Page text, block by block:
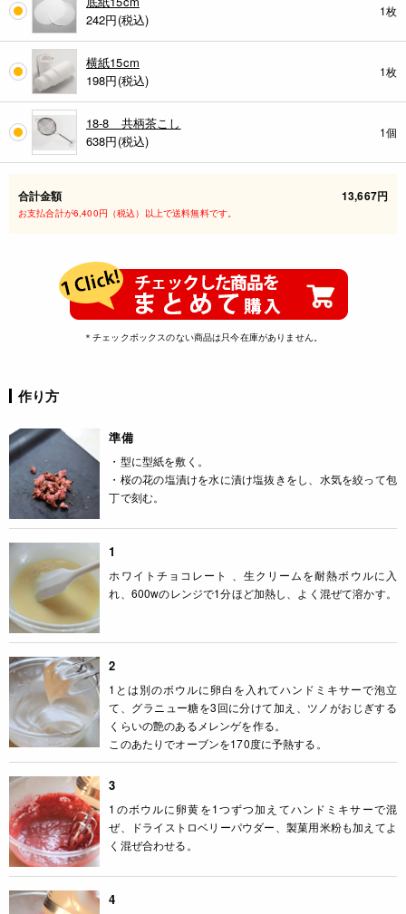
242円(税込)
1枚
横紙15cm
198円(税込)
1枚
18-8 共柄茶こし
638円(税込)
1個
合計金額 13,667円
お支払合計が6,400円（税込）以上で送料無料です。
＊チェックボックスのない商品は只今在庫がありません。
作り方
準備
・型に型紙を敷く。
・桜の花の塩漬けを水に漬け塩抜きをし、水気を絞って包
丁で刻む。
1
ホワイトチョコレート 、生クリームを耐熱ボウルに入
れ、600wのレンジで1分ほど加熱し、よく混ぜて溶かす。
2
1とは別のボウルに卵白を入れてハンドミキサーで泡立
て、グラニュー糖を3回に分けて加え、ツノがおじぎする
くらいの艶のあるメレンゲを作る。
このあたりでオーブンを170度に予熱する。
3
1のボウルに卵黄を1つずつ加えてハンドミキサーで混
ぜ、ドライストロベリーパウダー、製菓用米粉も加えてよ
く混ぜ合わせる。
4